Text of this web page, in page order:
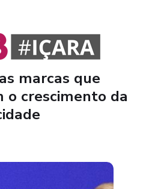
marcas que
o crescimento da